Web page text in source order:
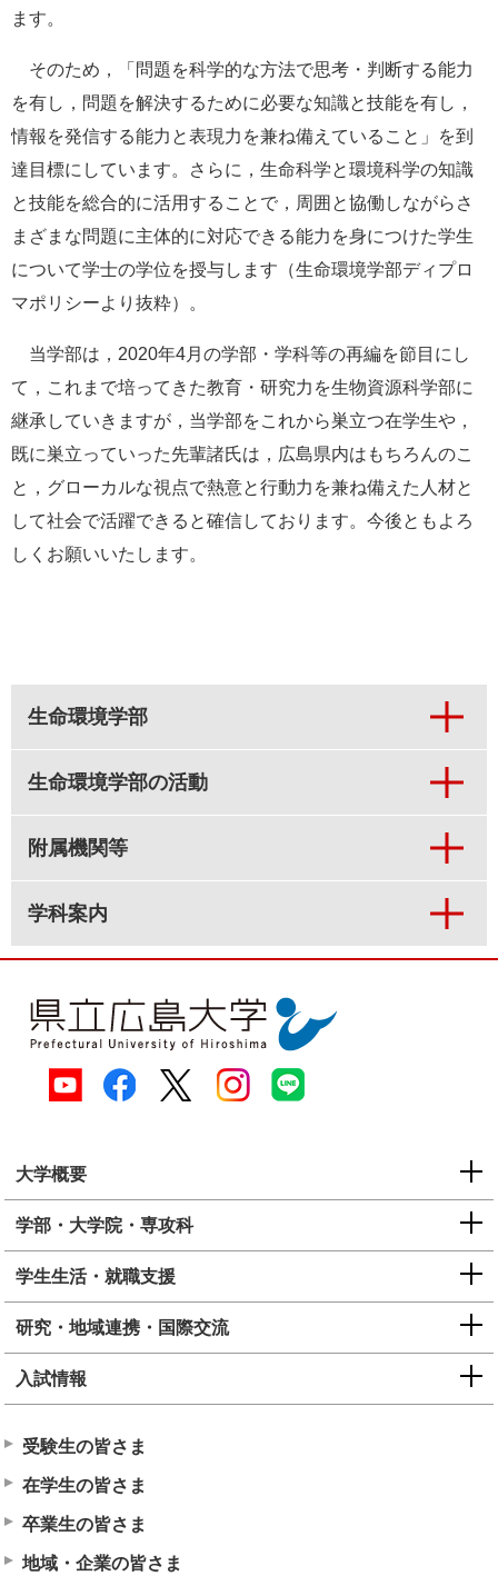
ます。
そのため，「問題を科学的な方法で思考・判断する能力
を有し，問題を解決するために必要な知識と技能を有し，
情報を発信する能力と表現力を兼ね備えていること」を到
達目標にしています。さらに，生命科学と環境科学の知識
と技能を総合的に活用することで，周囲と協働しながらさ
まざまな問題に主体的に対応できる能力を身につけた学生
について学士の学位を授与します（生命環境学部ディプロ
マポリシーより抜粋）。
当学部は，2020年4月の学部・学科等の再編を節目にし
て，これまで培ってきた教育・研究力を生物資源科学部に
継承していきますが，当学部をこれから巣立つ在学生や，
既に巣立っていった先輩諸氏は，広島県内はもちろんのこ
と，グローカルな視点で熱意と行動力を兼ね備えた人材と
して社会で活躍できると確信しております。今後ともよろ
しくお願いいたします。
生命環境学部
生命環境学部の活動
附属機関等
学科案内
大学概要
学部・大学院・専攻科
学生生活・就職支援
研究・地域連携・国際交流
入試情報
受験生の皆さま
在学生の皆さま
卒業生の皆さま
地域・企業の皆さま